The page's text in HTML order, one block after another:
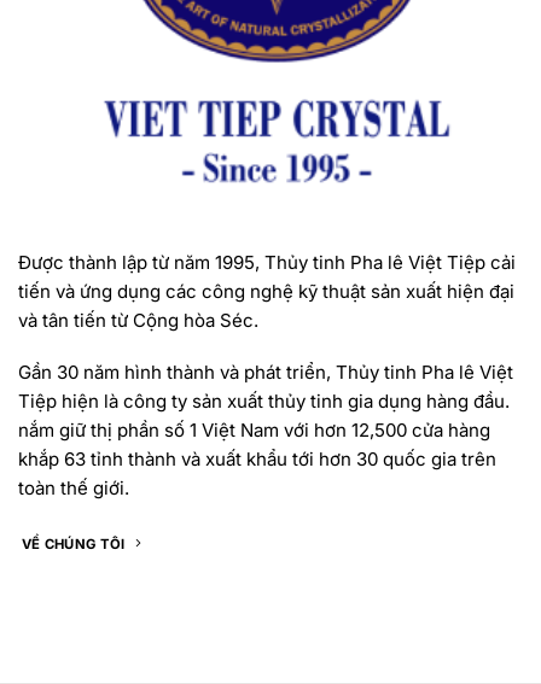
Được thành lập từ năm 1995, Thủy tinh Pha lê Việt Tiệp cải
tiến và ứng dụng các công nghệ kỹ thuật sản xuất hiện đại
và tân tiến từ Cộng hòa Séc.
Gần 30 năm hình thành và phát triển, Thủy tinh Pha lê Việt
Tiệp hiện là công ty sản xuất thủy tinh gia dụng hàng đầu.
nắm giữ thị phần số 1 Việt Nam với hơn 12,500 cửa hàng
khắp 63 tỉnh thành và xuất khẩu tới hơn 30 quốc gia trên
toàn thế giới.
VỀ CHÚNG TÔI